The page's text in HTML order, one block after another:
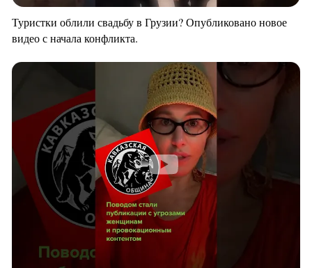
Туристки облили свадьбу в Грузии? Опубликовано новое
видео с начала конфликта.